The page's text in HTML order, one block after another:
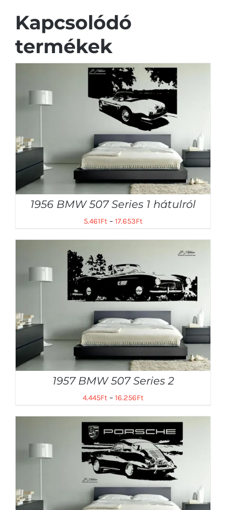
Kapcsolódó
termékek
1956 BMW 507 Series 1 hátulról
5.461Ft– 17.653Ft
1957 BMW 507 Series 2
4.445Ft– 16.256Ft